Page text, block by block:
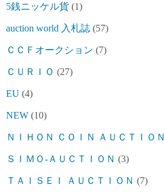
5銭ニッケル貨 (1)
auction world 入札誌 (57)
ＣＣＦオークション (7)
ＣＵＲＩＯ (27)
EU (4)
NEW (10)
ＮＩＨＯＮ ＣＯＩＮ ＡＵＣＴＩＯＮ
ＳＩＭＯ-ＡＵＣＴＩＯＮ (3)
ＴＡＩＳＥＩ ＡＵＣＴＩＯＮ (7)